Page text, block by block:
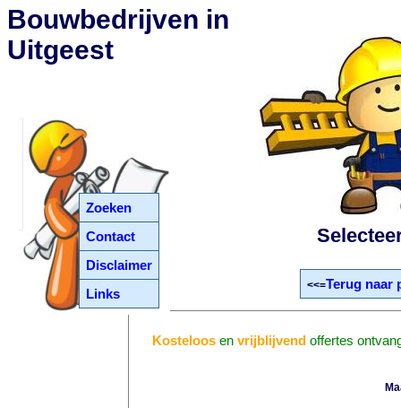
Zoeken
Contact
Disclaimer
Links
Bouwbedrijven in
Uitgeest
<<=Terug naar
Kosteloosen vrijblijvendoffertes